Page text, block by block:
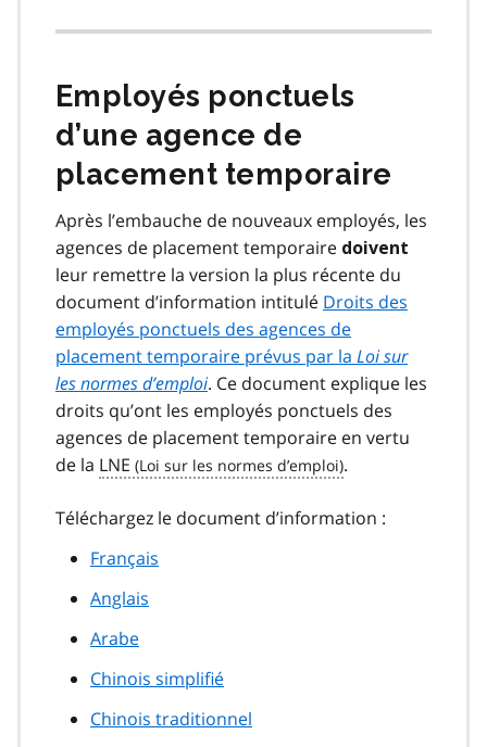
Employés ponctuels
d’une agence de
placement temporaire
Après l’embauche de nouveaux employés, les
agences de placement temporaire doivent
leur remettre la version la plus récente du
document d’information intitulé Droits des
employés ponctuels des agences de
placement temporaire prévus par la Loi sur
les normes d’emploi. Ce document explique les
droits qu’ont les employés ponctuels des
agences de placement temporaire en vertu
de la LNE .
Téléchargez le document d’information :
Français
Anglais
Arabe
Chinois simplifié
Chinois traditionnel